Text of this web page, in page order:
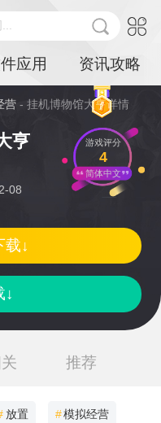
应用 资讯攻略
营 - 挂机博物馆大亨详情
亨
08
游戏评分
4
简体中文
↓
载↓
推荐
放置 #模拟经营